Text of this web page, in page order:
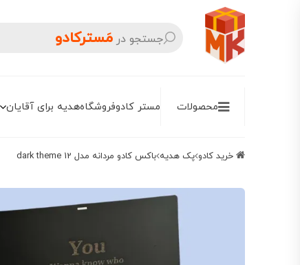
جستجو درمَسترکادو
محصولات مستر کادوفروشگاههدیه برای آقایان
پک هدیه باکس کادو مردانه مدل dark theme 12